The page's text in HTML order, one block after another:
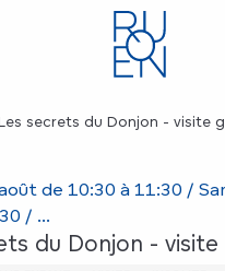
secrets du Donjon - visite
de 10:30 à 11:30 /
/ ...
du Donjon - visite